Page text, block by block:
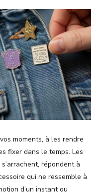
moments, à les rendre
fixer dans le temps. Les
répondent à
qui ne ressemble à
d’un instant ou